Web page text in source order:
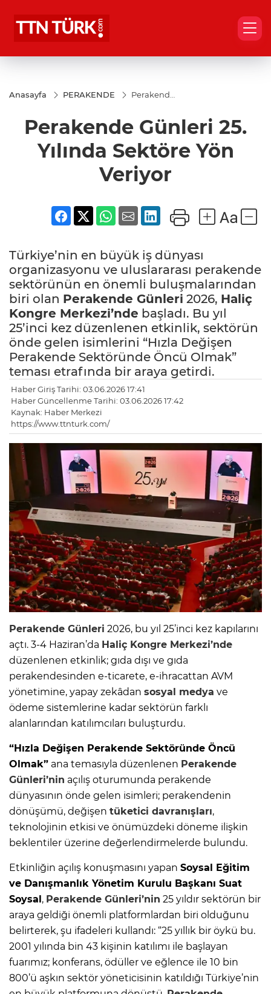
Anasayfa PERAKENDE
Perakende
Sektöre
Yön Veriyor
Perakende Günleri 25.
Yılında Sektöre Yön
Veriyor
Türkiye’nin en büyük iş dünyası
organizasyonu ve uluslararası perakende
sektörünün en önemli buluşmalarından
biri olan Perakende Günleri 2026, Haliç
Kongre Merkezi’nde başladı. Bu yıl
25’inci kez düzenlenen etkinlik, sektörün
önde gelen isimlerini “Hızla Değişen
Perakende Sektöründe Öncü Olmak”
teması etrafında bir araya getirdi.
Haber Giriş Tarihi: 03.06.2026 17:41
Haber Güncellenme Tarihi: 03.06.2026 17:42
Kaynak: Haber Merkezi
https://www.ttnturk.com/
Perakende Günleri 2026, bu yıl 25’inci kez kapılarını
açtı. 3-4 Haziran’da Haliç Kongre Merkezi’nde
düzenlenen etkinlik; gıda dışı ve gıda
perakendesinden e-ticarete, e-ihracattan AVM
yönetimine, yapay zekâdan sosyal medya ve
ödeme sistemlerine kadar sektörün farklı
alanlarından katılımcıları buluşturdu.
“Hızla Değişen Perakende Sektöründe Öncü
Olmak” ana temasıyla düzenlenen Perakende
Günleri’nin açılış oturumunda perakende
dünyasının önde gelen isimleri; perakendenin
dönüşümü, değişen tüketici davranışları,
teknolojinin etkisi ve önümüzdeki döneme ilişkin
beklentiler üzerine değerlendirmelerde bulundu.
Etkinliğin açılış konuşmasını yapan Soysal Eğitim
ve Danışmanlık Yönetim Kurulu Başkanı Suat
Soysal, Perakende Günleri’nin 25 yıldır sektörün bir
araya geldiği önemli platformlardan biri olduğunu
belirterek, şu ifadeleri kullandı: “25 yıllık bir öykü bu.
2001 yılında bin 43 kişinin katılımı ile başlayan
fuarımız; konferans, ödüller ve eğlence ile 10 bin
800’ü aşkın sektör yöneticisinin katıldığı Türkiye’nin